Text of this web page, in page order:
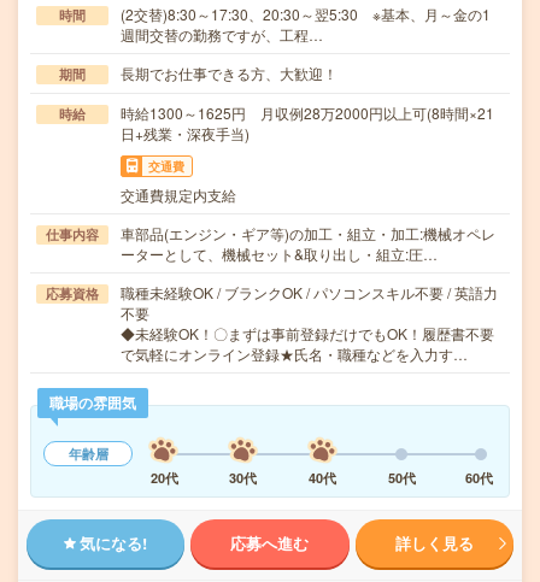
時間
(2交替)8:30～17:30、20:30～翌5:30 ※基本、月～金の1
週間交替の勤務ですが、工程…
期間 長期でお仕事できる方、大歓迎！
時給
時給1300～1625円 月収例28万2000円以上可(8時間×21
日+残業・深夜手当)
交通費
交通費規定内支給
仕事内容
車部品(エンジン・ギア等)の加工・組立・加工:機械オペレ
ーターとして、機械セット&取り出し・組立:圧…
応募資格
職種未経験OK / ブランクOK / パソコンスキル不要 / 英語力
不要
◆未経験OK！〇まずは事前登録だけでもOK！履歴書不要
で気軽にオンライン登録★氏名・職種などを入力す…
職場の雰囲気
年齢層
20代
30代 40代 50代 60代
気になる! 応募へ進む 詳しく見る